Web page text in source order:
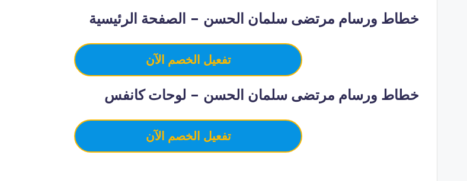
خطاط ورسام مرتضى سلمان الحسن – الصفحة الرئيسية
تفعيل الخصم الآن
خطاط ورسام مرتضى سلمان الحسن – لوحات كانفس
تفعيل الخصم الآن